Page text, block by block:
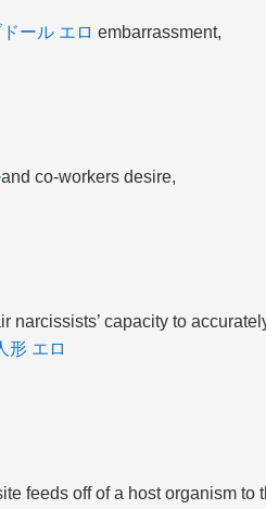
ール エロ embarrassment,
and co-workers desire,
narcissists’ capacity to
形 エロ
feeds off of a host organism to